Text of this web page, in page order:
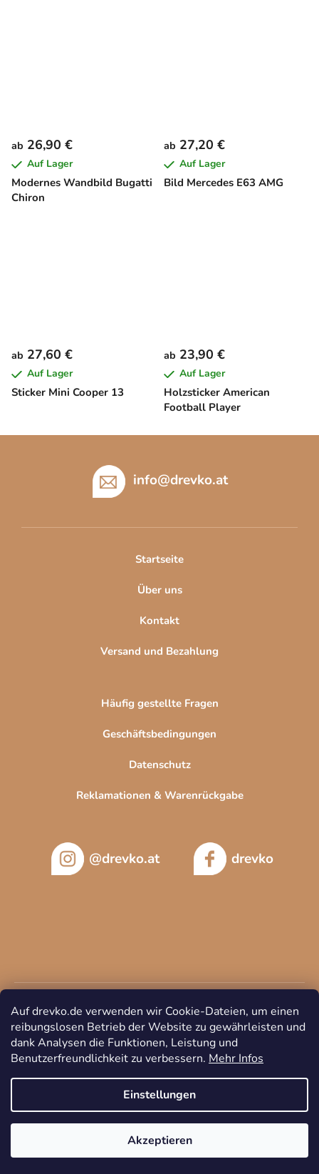
Auf drevko.de verwenden wir Cookie-Dateien, um einen
reibungslosen Betrieb der Website zu gewährleisten und
dank Analysen die Funktionen, Leistung und
Benutzerfreundlichkeit zu verbessern. Mehr Infos
Einstellungen
Akzeptieren
Modernes Wandbild Bugatti
Chiron
ab 26,90 €
Auf Lager
Bild Mercedes E63 AMG
ab 27,20 €
Auf Lager
Sticker Mini Cooper 13
ab 27,60 €
Auf Lager
Holzsticker American
Football Player
ab 23,90 €
Auf Lager
info@drevko.at
Startseite
Über uns
Kontakt
Versand und Bezahlung
Häufig gestellte Fragen
Geschäftsbedingungen
Datenschutz
Reklamationen & Warenrückgabe
@drevko.at drevko
Erstellt von Shoptet
Copyright 2026DREVKO. Alle Rechte vorbehalten.